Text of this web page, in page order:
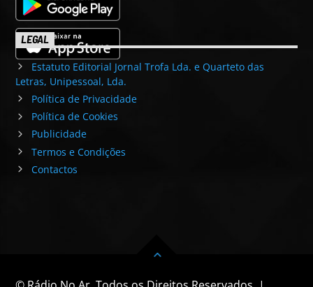
LEGAL
Estatuto Editorial Jornal Trofa Lda. e Quarteto das
Letras, Unipessoal, Lda.
Política de Privacidade
Política de Cookies
Publicidade
Termos e Condições
Contactos